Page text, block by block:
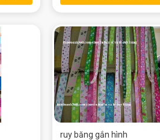
ruy băng gắn hình